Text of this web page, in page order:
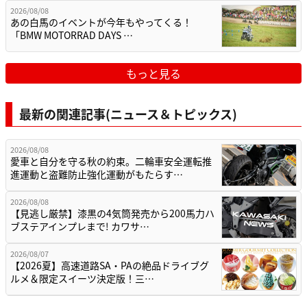
2026/08/08
あの白馬のイベントが今年もやってくる！
「BMW MOTORRAD DAYS …
もっと見る
最新の関連記事(ニュース＆トピックス)
2026/08/08
愛車と自分を守る秋の約束。二輪車安全運転推
進運動と盗難防止強化運動がもたらす…
2026/08/08
【見逃し厳禁】漆黒の4気筒発売から200馬力ハ
ブステアインプレまで! カワサ…
2026/08/07
【2026夏】高速道路SA・PAの絶品ドライブグ
ルメ＆限定スイーツ決定版！三…